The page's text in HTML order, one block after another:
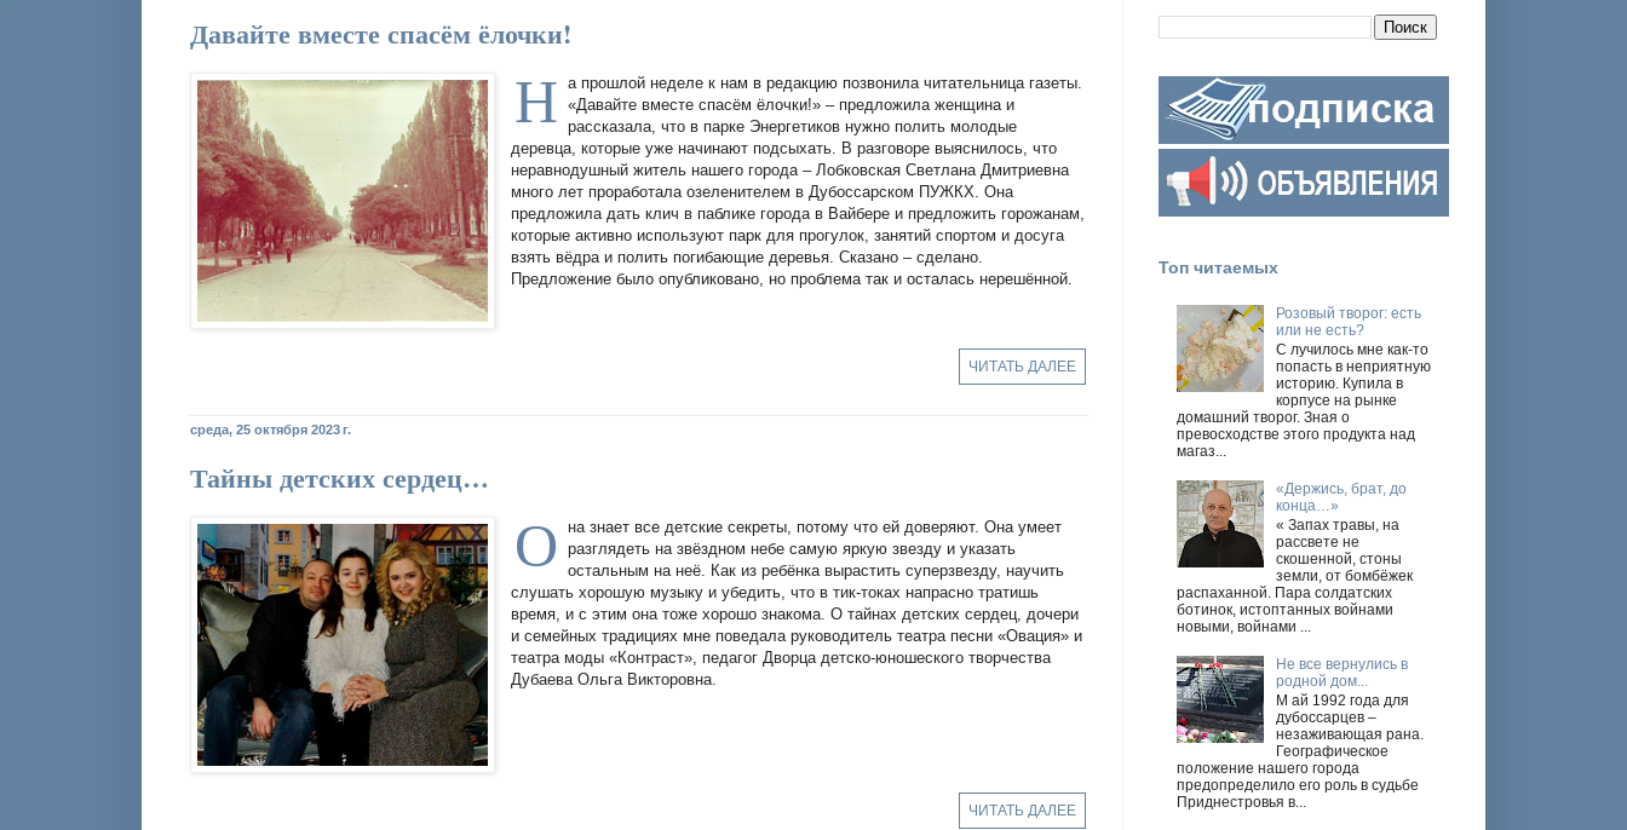
Давайте вместе спасём ёлочки!
Н
а прошлой неделе к нам в редакцию позвонила читательница газеты.
«Давайте вместе спасём ёлочки!» – предложила женщина и
рассказала, что в парке Энергетиков нужно полить молодые
деревца, которые уже начинают подсыхать. В разговоре выяснилось, что
неравнодушный житель нашего города – Лобковская Светлана Дмитриевна
много лет проработала озеленителем в Дубоссарском ПУЖКХ. Она
предложила дать клич в паблике города в Вайбере и предложить горожанам,
которые активно используют парк для прогулок, занятий спортом и досуга
взять вёдра и полить погибающие деревья. Сказано – сделано.
Предложение было опубликовано, но проблема так и осталась нерешённой.
ЧИТАТЬ ДАЛЕЕ
среда, 25 октября 2023 г.
Тайны детских сердец…
О
на знает все детские секреты, потому что ей доверяют. Она умеет
разглядеть на звёздном небе самую яркую звезду и указать
остальным на неё. Как из ребёнка вырастить суперзвезду, научить
слушать хорошую музыку и убедить, что в тик-токах напрасно тратишь
время, и с этим она тоже хорошо знакома. О тайнах детских сердец, дочери
и семейных традициях мне поведала руководитель театра песни «Овация» и
театра моды «Контраст», педагог Дворца детско-юношеского творчества
Дубаева Ольга Викторовна.
ЧИТАТЬ ДАЛЕЕ
Топ читаемых
Розовый творог: есть
или не есть?
С лучилось мне как-то
попасть в неприятную
историю. Купила в
корпусе на рынке
домашний творог. Зная о
превосходстве этого продукта над
магаз...
«Держись, брат, до
конца…»
« Запах травы, на
рассвете не
скошенной, стоны
земли, от бомбёжек
распаханной. Пара солдатских
ботинок, истоптанных войнами
новыми, войнами ...
Не все вернулись в
родной дом...
М ай 1992 года для
дубоссарцев –
незаживающая рана.
Географическое
положение нашего города
предопределило его роль в судьбе
Приднестровья в...